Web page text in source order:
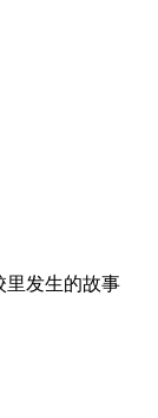
里发生的故事